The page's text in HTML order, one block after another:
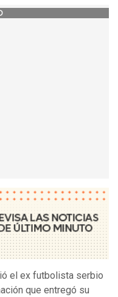
el ex futbolista serbio
que entregó su